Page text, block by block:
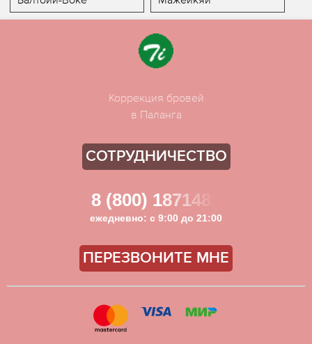
Коррекция бровей
в Паланга
СОТРУДНИЧЕСТВО
8 (800) 1871481
ежедневно: с 9:00 до 21:00
ПЕРЕЗВОНИТЕ МНЕ